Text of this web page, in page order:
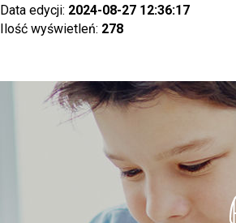
Data edycji: 2024-08-27 12:36:17
Ilość wyświetleń: 278